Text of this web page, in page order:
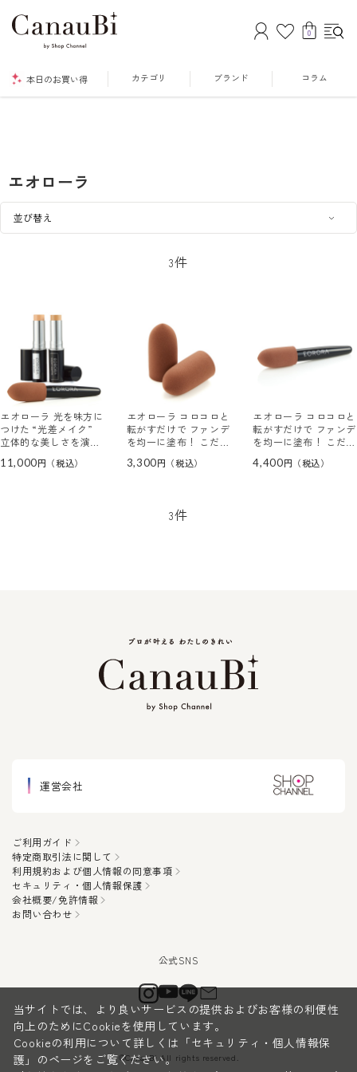
0
本日のお買い得 カテゴリ ブランド コラム
エオローラ
3件
エオローラ 光を味方に
つけた “光差メイク”
立体的な美しさを演
ァンデーション 特別セ
11,000
エオローラ コロコロと
転がすだけで ファンデ
を均一に塗布！ こだわ
ティーローラーパフ レ
3,300
エオローラ コロコロと
転がすだけで ファンデ
を均一に塗布！ こだわ
ティーローラーパフ
4,400
3件
運営会社
ご利用ガイド
特定商取引法に関して
利用規約および個人情報の同意事項
セキュリティ・個人情報保護
会社概要/免許情報
お問い合わせ
©CanauBi All rights reserved.
当サイトでは、より良いサービスの提供およびお客様の利便性
向上のためにCookieを使用しています。
Cookieの利用について詳しくは 「セキュリティ・個人情報保
護」 のページをご覧ください。